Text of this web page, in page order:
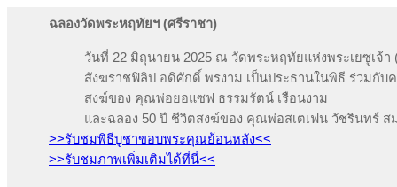
ฉลองวัดพระหฤทัยฯ (ศรีราชา)
วันที่ 22 มิถุนายน 2025 ณ วัดพระหฤทัยแห่งพระเยซูเ
สังฆราชฟิลิป อดิศักดิ์ พรงาม เป็นประธานในพิธี ร่วมกั
สงฆ์ของ คุณพ่อยอแซฟ ธรรมรัตน์ เรือนงาม
และฉลอง 50 ปี ชีวิตสงฆ์ของ คุณพ่อสเตเฟน วัชรินทร์ ส
>>รับชมพิธีบูชาขอบพระคุณย้อนหลัง<<
>>รับชมภาพเพิ่มเติมได้ที่นี่<<